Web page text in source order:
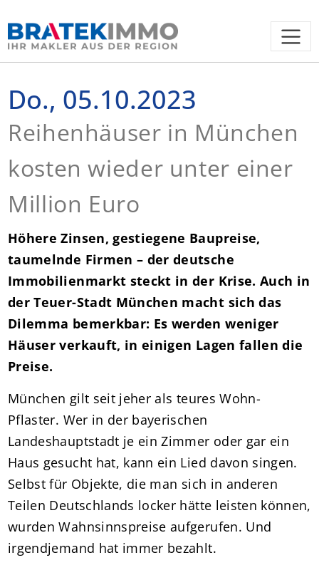
Do., 05.10.2023
Reihenhäuser in München
kosten wieder unter einer
Million Euro
Höhere Zinsen, gestiegene Baupreise,
taumelnde Firmen – der deutsche
Immobilienmarkt steckt in der Krise. Auch in
der Teuer-Stadt München macht sich das
Dilemma bemerkbar: Es werden weniger
Häuser verkauft, in einigen Lagen fallen die
Preise.
München gilt seit jeher als teures Wohn-
Pflaster. Wer in der bayerischen
Landeshauptstadt je ein Zimmer oder gar ein
Haus gesucht hat, kann ein Lied davon singen.
Selbst für Objekte, die man sich in anderen
Teilen Deutschlands locker hätte leisten können,
wurden Wahnsinnspreise aufgerufen. Und
irgendjemand hat immer bezahlt.